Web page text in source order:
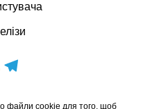
файли cookie для того, щоб